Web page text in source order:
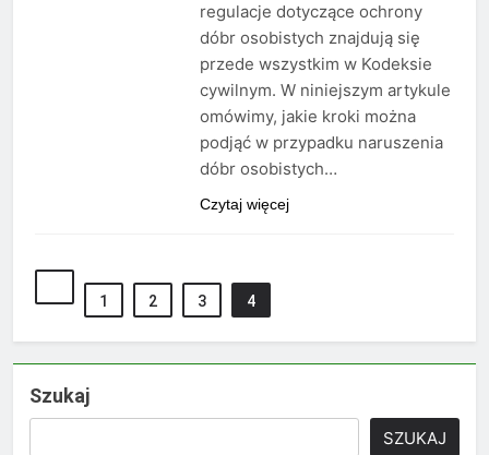
regulacje dotyczące ochrony
dóbr osobistych znajdują się
przede wszystkim w Kodeksie
cywilnym. W niniejszym artykule
omówimy, jakie kroki można
podjąć w przypadku naruszenia
dóbr osobistych…
Czytaj więcej
1 2 3 4
Szukaj
SZUKAJ